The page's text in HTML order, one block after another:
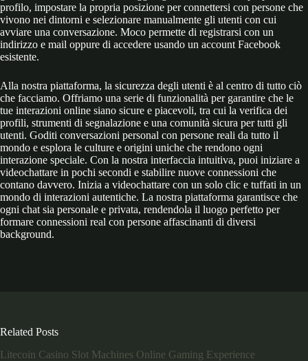
profilo, impostare la propria posizione per connettersi con persone che
vivono nei dintorni e selezionare manualmente gli utenti con cui
avviare una conversazione. Moco permette di registrarsi con un
indirizzo e mail oppure di accedere usando un account Facebook
esistente.
Alla nostra piattaforma, la sicurezza degli utenti è al centro di tutto ciò
che facciamo. Offriamo una serie di funzionalità per garantire che le
tue interazioni online siano sicure e piacevoli, tra cui la verifica dei
profili, strumenti di segnalazione e una comunità sicura per tutti gli
utenti. Goditi conversazioni personal con persone reali da tutto il
mondo e esplora le culture e origini uniche che rendono ogni
interazione speciale. Con la nostra interfaccia intuitiva, puoi iniziare a
videochattare in pochi secondi e stabilire nuove connessioni che
contano davvero. Inizia a videochattare con un solo clic e tuffati in un
mondo di interazioni autentiche. La nostra piattaforma garantisce che
ogni chat sia personale e privata, rendendola il luogo perfetto per
formare connessioni real con persone affascinanti di diversi
background.
Related Posts
Litecoin Casino Slot Machines Online Gaming Experience